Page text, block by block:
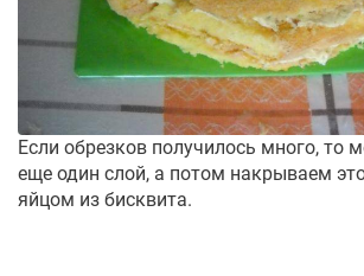
Если обрезков получилось много, то
еще один слой, а потом накрываем
яйцом из бисквита.